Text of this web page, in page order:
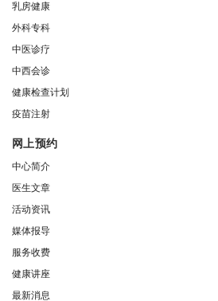
乳房健康
外科专科
中医诊疗
中西会诊
健康检查计划
疫苗注射
网上预约
中心简介
医生文章
活动资讯
媒体报导
服务收费
健康讲座
最新消息